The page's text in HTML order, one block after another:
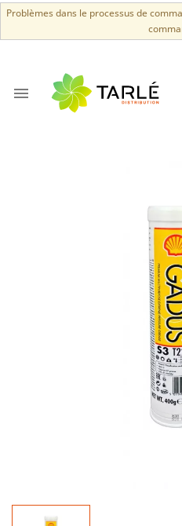
Problèmes dans le processus de
